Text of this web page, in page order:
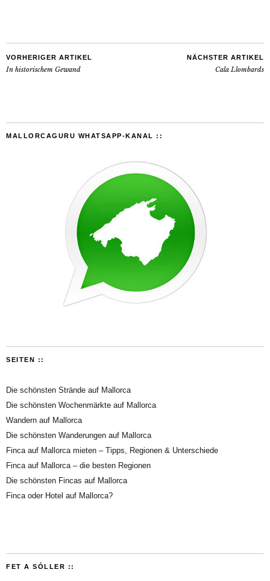
VORHERIGER ARTIKEL
In historischem Gewand
NÄCHSTER ARTIKEL
Cala Llombards
MALLORCAGURU WHATSAPP-KANAL ::
SEITEN ::
Die schönsten Strände auf Mallorca
Die schönsten Wochenmärkte auf Mallorca
Wandern auf Mallorca
Die schönsten Wanderungen auf Mallorca
Finca auf Mallorca mieten – Tipps, Regionen & Unterschiede
Finca auf Mallorca – die besten Regionen
Die schönsten Fincas auf Mallorca
Finca oder Hotel auf Mallorca?
FET A SÓLLER ::